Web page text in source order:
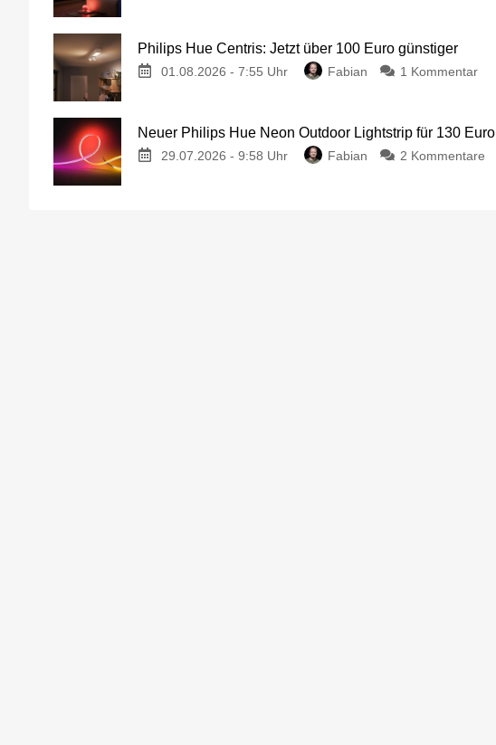
Philips Hue Centris: Jetzt über 100 Euro günstiger
01.08.2026 - 7:55 Uhr Fabian 1 Kommentar
Neuer Philips Hue Neon Outdoor Lightstrip für 130 Euro
29.07.2026 - 9:58 Uhr Fabian 2 Kommentare